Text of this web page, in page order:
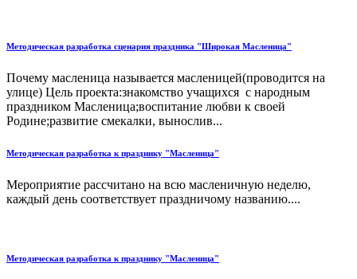
Методическая разработка сценария праздника "Широкая Масленица"
Почему масленица называется масленицей(проводится на
улице) Цель проекта:знакомство учащихся с народным
праздником Масленица;воспитание любви к своей
Родине;развитие смекалки, вынослив...
Методическая разработка к празднику "Масленица"
Мероприятие рассчитано на всю масленичную неделю,
каждый день соответствует праздничому названию....
Методическая разработка к празднику "Масленица"